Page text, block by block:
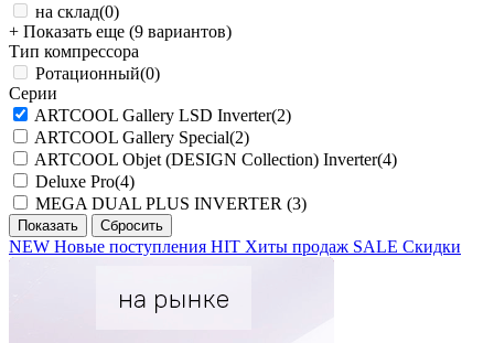
на склад(0)
+ Показать еще (9 вариантов)
Тип компрессора
Ротационный(0)
Серии
ARTCOOL Gallery LSD Inverter(2)
ARTCOOL Gallery Special(2)
ARTCOOL Objet (DESIGN Collection) Inverter(4)
Deluxe Pro(4)
MEGA DUAL PLUS INVERTER (3)
NEW Новые поступления HIT Хиты продаж SALE Скидки